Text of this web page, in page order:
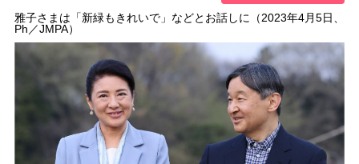
雅子さまは「新緑もきれいで」などとお話しに（2023年4月5日、
Ph／JMPA）